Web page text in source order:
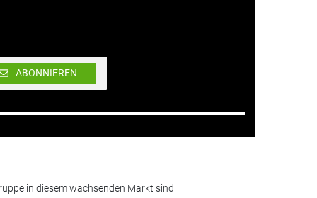
ABONNIEREN
in diesem wachsenden Markt sind